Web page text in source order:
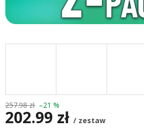
257.98 zł –21 %
202.99 zł / zestaw